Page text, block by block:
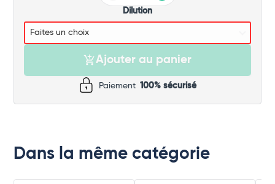
Dilution
Ajouter au panier
Paiement 100% sécurisé
Dans la même catégorie